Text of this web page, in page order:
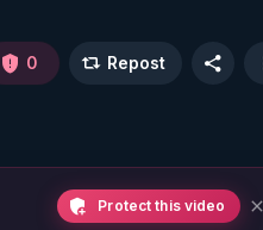
0 Repost
Protect this video